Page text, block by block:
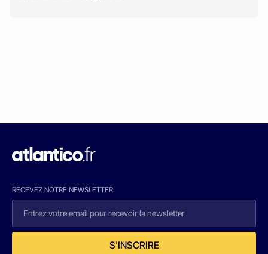
RECEVEZ NOTRE NEWSLETTER
S'INSCRIRE